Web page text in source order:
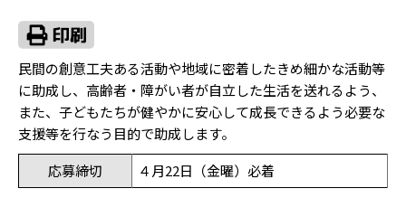
民間の創意工夫ある活動や地域に密着したきめ細かな活動等
に助成し、高齢者・障がい者が自立した生活を送れるよう、
また、子どもたちが健やかに安心して成長できるよう必要な
支援等を行なう目的で助成します。
応募締切
４月22日（金曜）必着